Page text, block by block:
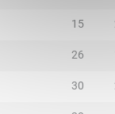
15
26
30